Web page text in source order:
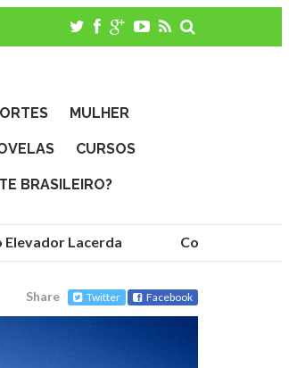
MULHER
CURSOS
BRASILEIRO?
Lacerda Conheça as
Share Twitter Facebook